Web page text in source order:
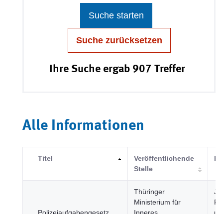
Suche starten
Suche zurücksetzen
Ihre Suche ergab 907 Treffer
Alle Informationen
Titel
Veröffentlichende
Stelle
Thüringer
Ministerium für